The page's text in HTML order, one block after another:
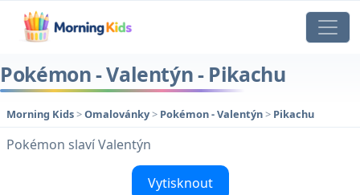
Pokémon - Valentýn - Pikachu
Morning Kids>Omalovánky> Pokémon - Valentýn> Pikachu
Pokémon slaví Valentýn
Vytisknout